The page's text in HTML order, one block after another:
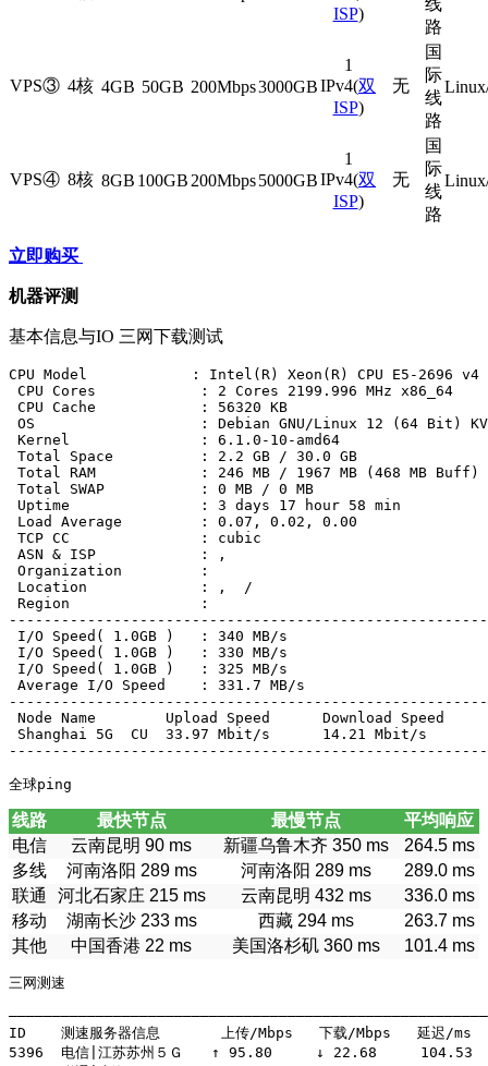
ISP)
路
VPS③ 4核 4GB 50GB 200Mbps3000GB
1
IPv4(双
ISP)
无
国
际
线
路
VPS④ 8核 8GB 100GB 200Mbps5000GB
1
IPv4(双
ISP)
无
国
际
线
路
立即购买
机器评测
基本信息与IO 三网下载测试
CPU Model            : Intel(R) Xeon(R) CPU E5-2696 v4
CPU Cores            : 2 Cores 2199.996 MHz x86_64
CPU Cache            : 56320 KB
OS                   : Debian GNU/Linux 12 (64 Bit)
Kernel               : 6.1.0-10-amd64
Total Space          : 2.2 GB / 30.0 GB
Total RAM            : 246 MB / 1967 MB (468 MB Buff)
Total SWAP           : 0 MB / 0 MB
Uptime               : 3 days 17 hour 58 min
Load Average         : 0.07, 0.02, 0.00
TCP CC               : cubic
ASN & ISP            : ,
Organization         :
Location             : ,  /
Region               :
I/O Speed( 1.0GB )   : 340 MB/s
I/O Speed( 1.0GB )   : 330 MB/s
I/O Speed( 1.0GB )   : 325 MB/s
Average I/O Speed    : 331.7 MB/s
Node Name        Upload Speed      Download
Shanghai 5G  CU  33.97 Mbit/s      14.21 Mbit/s
全球ping
线路 最快节点 最慢节点
平均响应
电信
云南昆明 90 ms 新疆乌鲁木齐 350 ms
264.5 ms
多线
河南洛阳 289 ms 河南洛阳 289 ms
289.0 ms
联通
河北石家庄 215 ms 云南昆明 432 ms
336.0 ms
移动
湖南长沙 233 ms 西藏 294 ms
263.7 ms
其他
中国香港 22 ms 美国洛杉矶 360 ms 101.4 ms
三网测速
ID    测速服务器信息       上传/Mbps   下载/Mbps   延迟/ms
5396  电信|江苏苏州５Ｇ　　↑ 95.80     ↓ 22.68